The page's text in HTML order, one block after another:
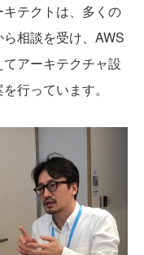
テクトは、多くの
相談を受け、AWS
アーキテクチャ設
行っています。